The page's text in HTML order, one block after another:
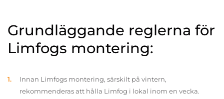
Grundläggande reglerna för
Limfogs montering:
Innan Limfogs montering, särskilt på vintern,
rekommenderas att hålla Limfog i lokal inom en vecka.